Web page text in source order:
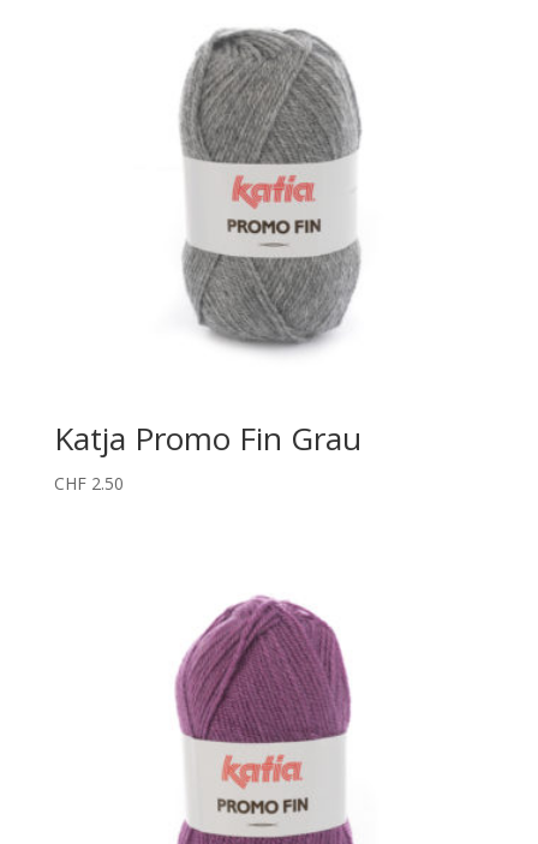
Katja Promo Fin Grau
CHF2.50